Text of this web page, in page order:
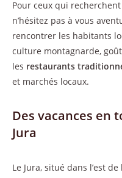
Pour ceux qui
n’hésitez pas à vous
rencontrer les habitants
culture montagnarde,
les restaurants
et marchés locaux.
Des vacances en
Jura
Le Jura, situé dans l’est